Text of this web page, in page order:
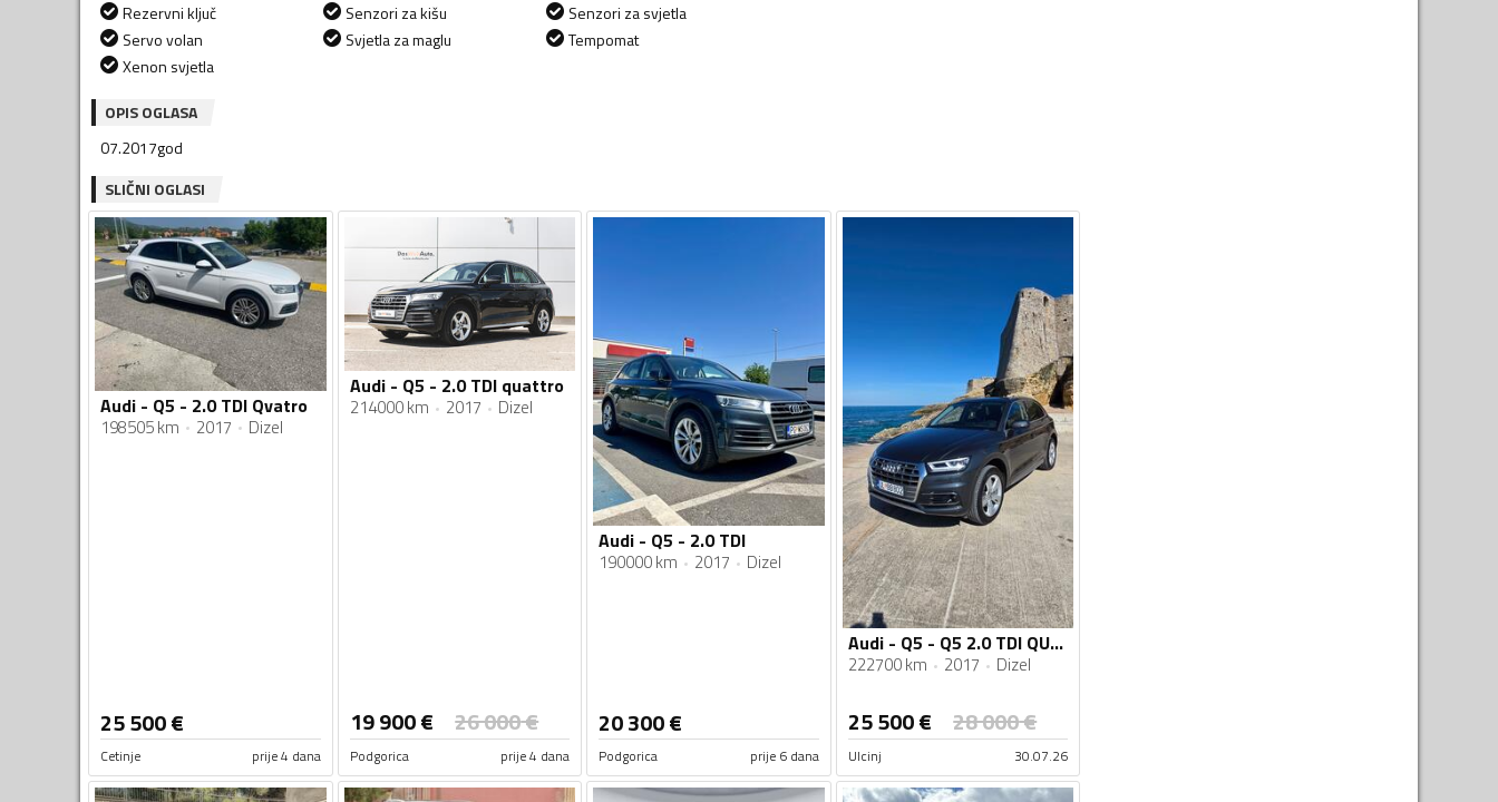
Rezervni ključ
Servo volan
Xenon svjetla
Senzori za kišu
Svjetla za maglu
Senzori za svjetla
Tempomat
OPIS OGLASA
07.2017god
SLIČNI OGLASI
Audi - Q5 - 2.0 TDI Qvatro
198505 km 2017 Dizel
25 500€
Cetinje prije 4 dana
Audi - Q5 - 2.0 TDI quattro
214000 km 2017 Dizel
19 900€ 26 000€
Podgorica prije 4 dana
Audi - Q5 - 2.0 TDI
190000 km 2017 Dizel
20 300€
Podgorica prije 6 dana
Audi - Q5 - Q5 2.0 TDI QUATTRO
222700 km 2017 Dizel
25 500€ 28 000€
Ulcinj 30.07.26